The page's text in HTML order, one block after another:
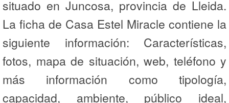
situado en Juncosa, provincia de Lleida.
La ficha de Casa Estel Miracle contiene la
siguiente información: Características,
fotos, mapa de situación, web, teléfono y
más información como tipología,
capacidad, ambiente, público ideal,